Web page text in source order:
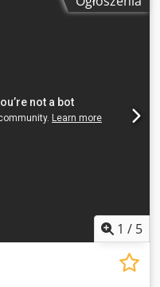
870 mm Prędkość
1 / 5